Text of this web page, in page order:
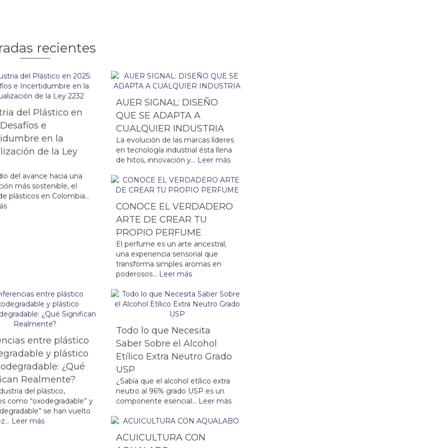
recientes
del Plástico en
e
en la
de la Ley
del avance hacia una
más sostenible, el
plásticos en Colombia...
AUER SIGNAL: DISEÑO
QUE SE ADAPTA A
CUALQUIER INDUSTRIA
La evolución de las marcas líderes
en tecnología industrial ésta llena
de hitos, innovación y... Leer más
CONOCE EL VERDADERO
ARTE DE CREAR TU
PROPIO PERFUME
El perfume es un arte ancestral,
una experiencia sensorial que
transforma simples aromas en
poderosos... Leer más
entre plástico
y plástico
¿Qué
Realmente?
del plástico,
como “oxodegradable” y
se han vuelto
Leer más
Todo lo que Necesita
Saber Sobre el Alcohol
Etílico Extra Neutro Grado
USP
¿Sabía que el alcohol etílico extra
neutro al 96% grado USP es un
componente esencial... Leer más
ACUICULTURA CON